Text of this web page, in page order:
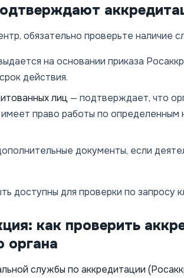
обязательно проверьте наличие
на основании приказа
действия.
лиц — подтверждает, что
право работы по определенным
документы, если
доступны для проверки по запросу
как проверить
органа
службы по аккредитации